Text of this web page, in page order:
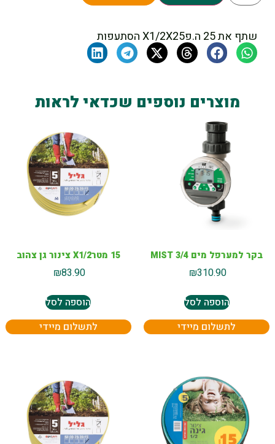
שתף את 25 ה.פX1/2X25 הסתעפות
מוצרים נוספים שכדאי לראות
בקר למערפל מים MIST 3/4
₪310.90
הוספה לסל
לתשלום מיידי
15 מטרX1/2 צינור גן צהוב
₪83.90
הוספה לסל
לתשלום מיידי